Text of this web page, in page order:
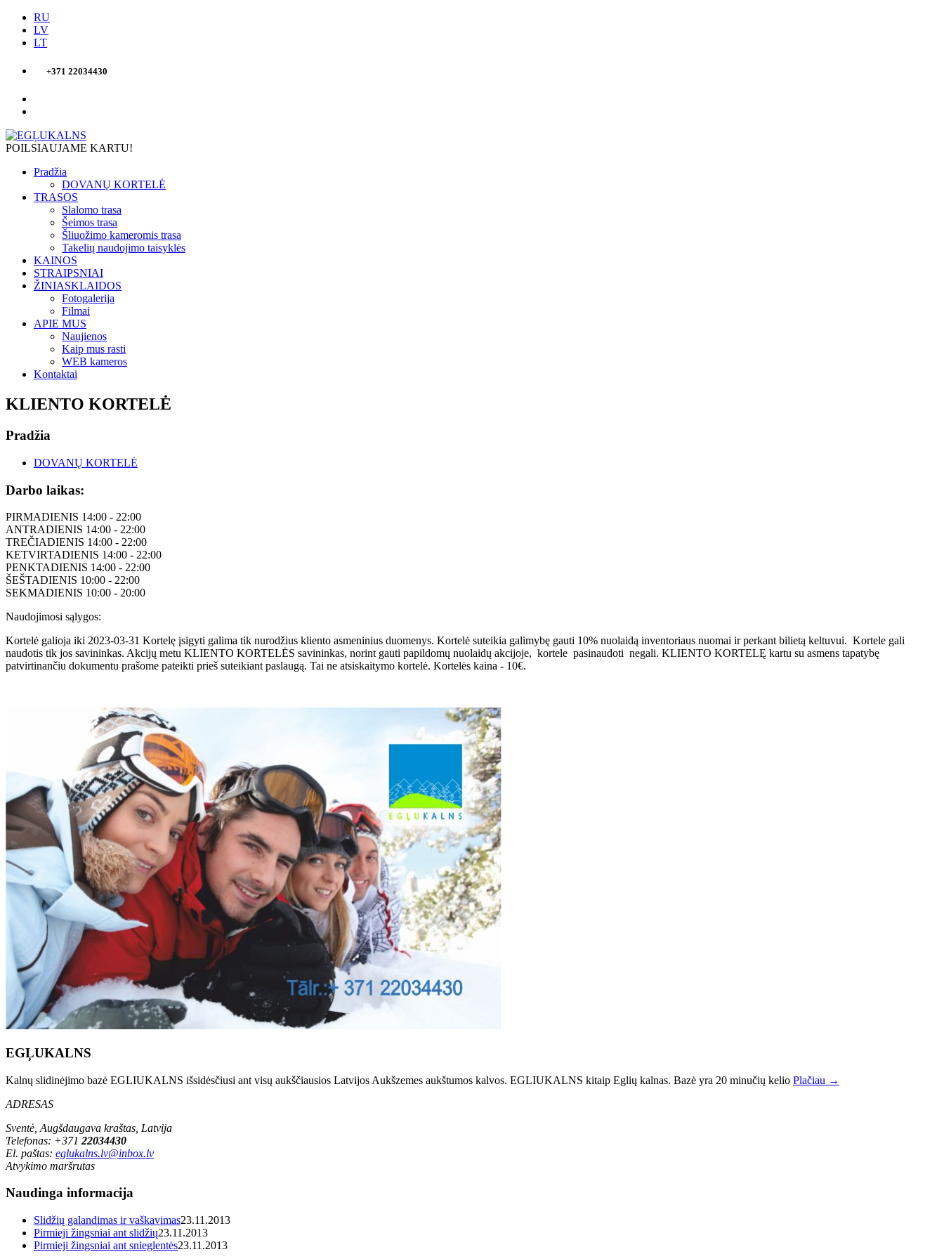
RU
LV
LT
+371 22034430
POILSIAUJAME KARTU!
Pradžia
DOVANŲ KORTELĖ
TRASOS
Slalomo trasa
Šeimos trasa
Šliuožimo kameromis trasa
Takelių naudojimo taisyklės
KAINOS
STRAIPSNIAI
ŽINIASKLAIDOS
Fotogalerija
Filmai
APIE MUS
Naujienos
Kaip mus rasti
WEB kameros
Kontaktai
KLIENTO KORTELĖ
Pradžia
DOVANŲ KORTELĖ
Darbo laikas:
PIRMADIENIS 14:00 - 22:00
ANTRADIENIS 14:00 - 22:00
TREČIADIENIS 14:00 - 22:00
KETVIRTADIENIS 14:00 - 22:00
PENKTADIENIS 14:00 - 22:00
ŠEŠTADIENIS 10:00 - 22:00
SEKMADIENIS 10:00 - 20:00
Naudojimosi sąlygos:
Kortelė galioja iki 2023-03-31 Kortelę įsigyti galima tik nurodžius kliento asmeninius duomenys. Kortelė suteikia galimybę gauti 10% nuolaidą inventoriaus nuomai ir perkant bilietą keltuvui. Kortele gali
naudotis tik jos savininkas. Akcijų metu KLIENTO KORTELĖS savininkas, norint gauti papildomų nuolaidų akcijoje, kortele pasinaudoti negali. KLIENTO KORTELĘ kartu su asmens tapatybę
patvirtinančiu dokumentu prašome pateikti prieš suteikiant paslaugą. Tai ne atsiskaitymo kortelė. Kortelės kaina - 10€.
EGĻUKALNS
Kalnų slidinėjimo bazė EGLIUKALNS išsidėsčiusi ant visų aukščiausios Latvijos Aukšzemes aukštumos kalvos. EGLIUKALNS kitaip Eglių kalnas. Bazė yra 20 minučių kelio Plačiau →
ADRESAS
Sventė, Augšdaugava kraštas, Latvija
Telefonas: +371 22034430
El. paštas: eglukalns.lv@inbox.lv
Atvykimo maršrutas
Naudinga informacija
Slidžių galandimas ir vaškavimas23.11.2013
Pirmieji žingsniai ant slidžių23.11.2013
Pirmieji žingsniai ant snieglentės23.11.2013